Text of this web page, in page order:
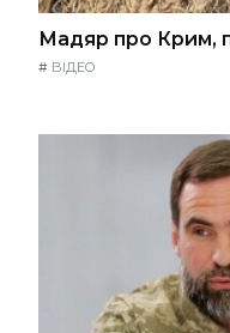
Мадяр про Крим,
# ВІДЕО